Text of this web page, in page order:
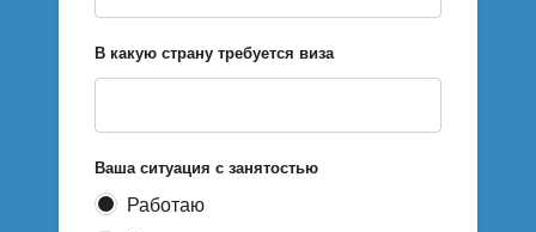
В какую страну требуется виза
Ваша ситуация с занятостью
Работаю